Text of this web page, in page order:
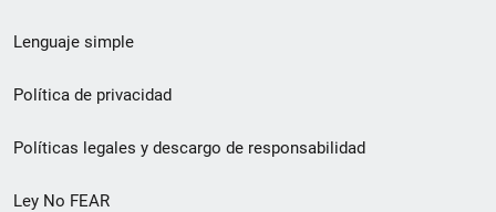
de
pie
de
página
Lenguaje simple
Política de privacidad
Políticas legales y descargo de responsabilidad
Ley No FEAR